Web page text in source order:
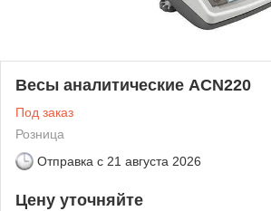
Весы аналитические ACN220
Под заказ
Розница
Отправка с 21 августа 2026
Цену уточняйте